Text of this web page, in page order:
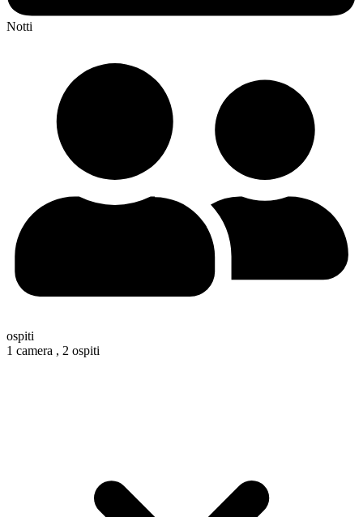
Notti
ospiti
1 camera , 2 ospiti